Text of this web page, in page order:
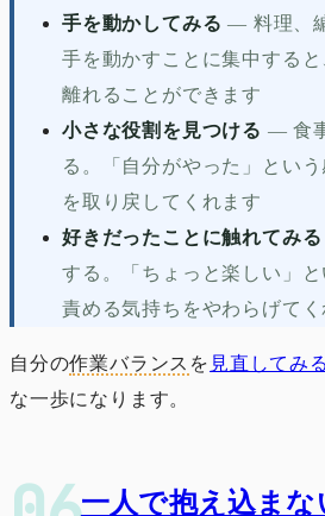
手を動かしてみる — 料理、
手を動かすことに集中する
離れることができます
小さな役割を見つける —食
る。「自分がやった」とい
を取り戻してくれます
好きだったことに触れてみる
する。「ちょっと楽しい」
責める気持ちをやわらげてく
自分の作業バランス を 見直してみる
な一歩になります。
一人で抱え込まな